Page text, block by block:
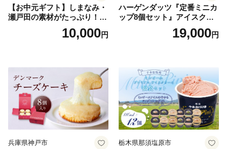
【お中元ギフト】しまなみ・
瀬戸田の素材がたっぷり！ジ
10,000円
ハーゲンダッツ『定番ミニカ
ップ8個セット』アイスクリ
ーム アイス スイーツ デザー
19,000円
兵庫県神戸市 栃木県那須塩原市